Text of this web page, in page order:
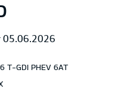
05.06.2026
T-GDI PHEV 6AT